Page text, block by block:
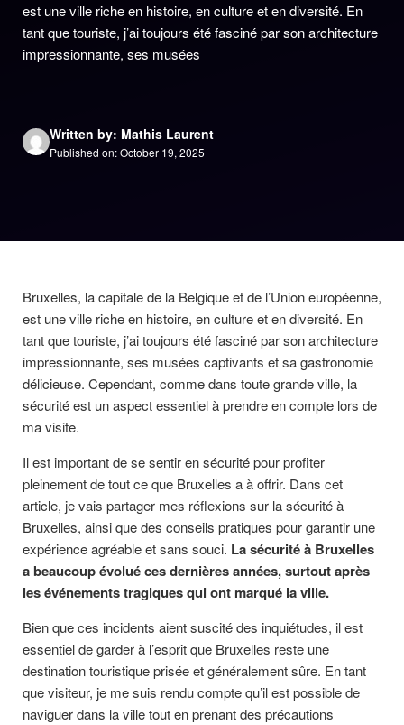
est une ville riche en histoire, en culture et en diversité. En
tant que touriste, j’ai toujours été fasciné par son architecture
impressionnante, ses musées
Written by: Mathis Laurent
Published on: October 19, 2025
Bruxelles, la capitale de la Belgique et de l’Union européenne,
est une ville riche en histoire, en culture et en diversité. En
tant que touriste, j’ai toujours été fasciné par son architecture
impressionnante, ses musées captivants et sa gastronomie
délicieuse. Cependant, comme dans toute grande ville, la
sécurité est un aspect essentiel à prendre en compte lors de
ma visite.
Il est important de se sentir en sécurité pour profiter
pleinement de tout ce que Bruxelles a à offrir. Dans cet
article, je vais partager mes réflexions sur la sécurité à
Bruxelles, ainsi que des conseils pratiques pour garantir une
expérience agréable et sans souci. La sécurité à Bruxelles
a beaucoup évolué ces dernières années, surtout après
les événements tragiques qui ont marqué la ville.
Bien que ces incidents aient suscité des inquiétudes, il est
essentiel de garder à l’esprit que Bruxelles reste une
destination touristique prisée et généralement sûre. En tant
que visiteur, je me suis rendu compte qu’il est possible de
naviguer dans la ville tout en prenant des précautions